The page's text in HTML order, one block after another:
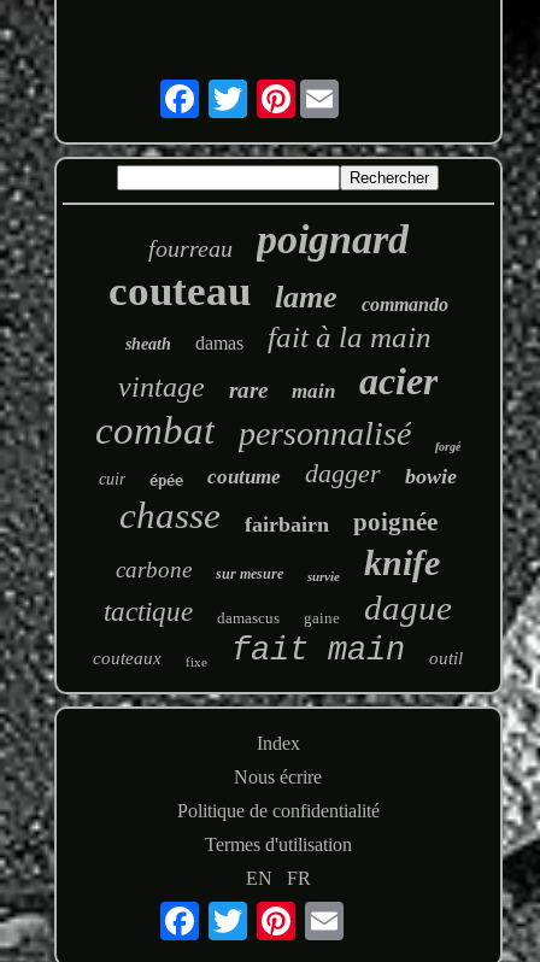
Pinterest
fourreau poignard
couteau lame commando
sheath damas fait à la main
vintage rare main
acier
combat
personnalisé forgé
cuir épée coutume dagger bowie
chasse fairbairn poignée
carbone sur mesure survie knife
tactique damascus gaine dague
couteaux fixe fait main outil
Index
Nous écrire
Politique de confidentialité
Termes d'utilisation
EN
FR